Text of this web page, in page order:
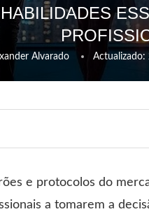
Alvarado Actualizado:
e protocolos do
a tomarem a